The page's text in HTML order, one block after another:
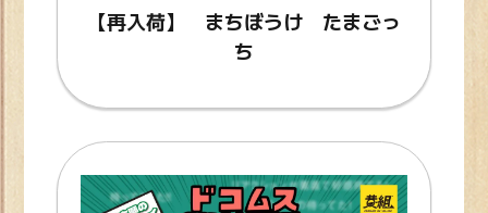
【再入荷】 まちぼうけ たまごっ
ち